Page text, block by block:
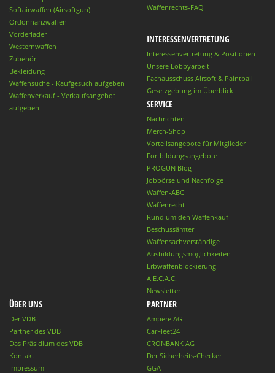
Softairwaffen (Airsoftgun)
Ordonnanzwaffen
Vorderlader
Westernwaffen
Zubehör
Bekleidung
Waffensuche - Kaufgesuch aufgeben
Waffenverkauf - Verkaufsangebot
aufgeben
Waffenrechts-FAQ
INTERESSENVERTRETUNG
Interessenvertretung & Positionen
Unsere Lobbyarbeit
Fachausschuss Airsoft & Paintball
Gesetzgebung im Überblick
SERVICE
Nachrichten
Merch-Shop
Vorteilsangebote für Mitglieder
Fortbildungsangebote
PROGUN Blog
Jobbörse und Nachfolge
Waffen-ABC
Waffenrecht
Rund um den Waffenkauf
Beschussämter
Waffensachverständige
Ausbildungsmöglichkeiten
Erbwaffenblockierung
A.E.C.A.C.
Newsletter
ÜBER UNS
Der VDB
Partner des VDB
Das Präsidium des VDB
Kontakt
Impressum
PARTNER
Ampere AG
CarFleet24
CRONBANK AG
Der Sicherheits-Checker
GGA